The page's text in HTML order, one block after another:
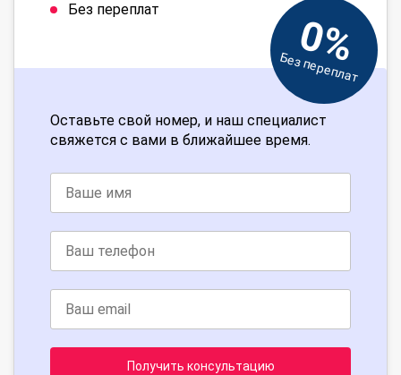
Без переплат
0%
Без переплат
Оставьте свой номер, и наш специалист
свяжется с вами в ближайшее время.
Получить консультацию